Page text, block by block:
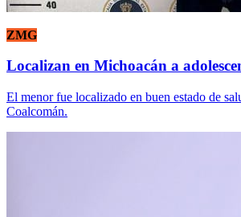
ZMG
Localizan en Michoacán a
El menor fue localizado en buen estado de
Coalcomán.